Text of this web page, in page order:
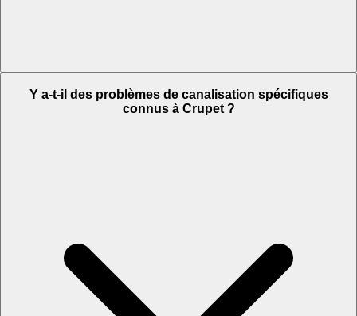
Y a-t-il des problèmes de canalisation spécifiques
connus à Crupet ?